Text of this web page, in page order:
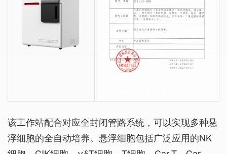
该工作站配合对应全封闭管路系统，可以实现多种悬
浮细胞的全自动培养。悬浮细胞包括广泛应用的NK